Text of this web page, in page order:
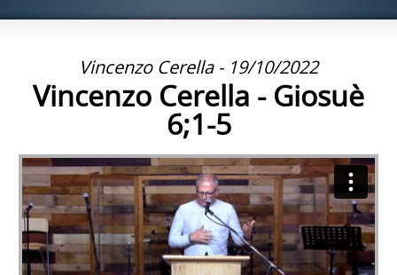
Vincenzo Cerella - 19/10/2022
Vincenzo Cerella - Giosuè
6;1-5